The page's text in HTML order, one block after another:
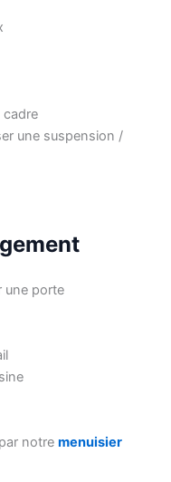
cadre
une suspension /
une porte
notre menuisier